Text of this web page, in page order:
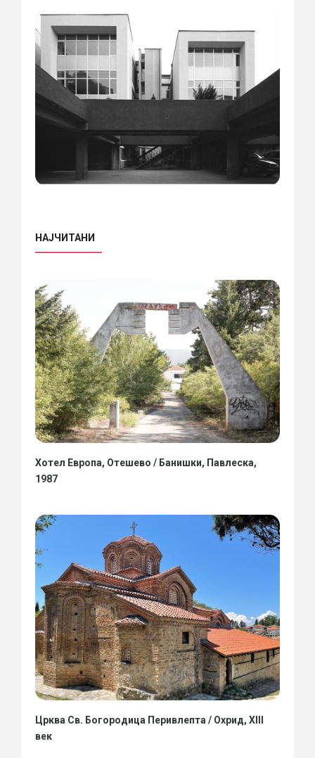
НАЈЧИТАНИ
Хотел Европа, Отешево / Банишки, Павлеска,
1987
Црква Св. Богородица Перивлепта / Охрид, XIII
век